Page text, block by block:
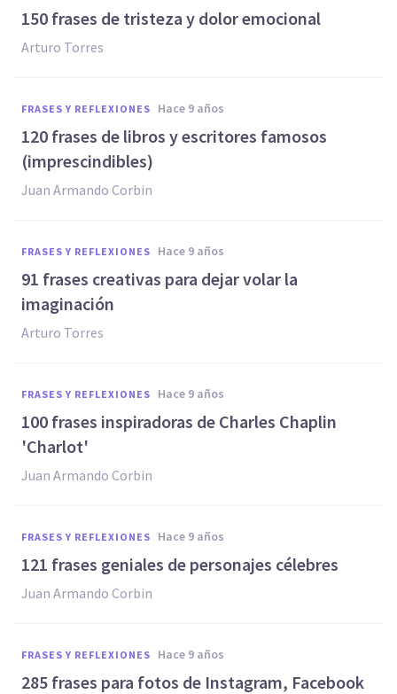
150 frases de tristeza y dolor emocional
Arturo Torres
FRASES Y REFLEXIONES hace 9 años
120 frases de libros y escritores famosos
(imprescindibles)
Juan Armando Corbin
FRASES Y REFLEXIONES hace 9 años
91 frases creativas para dejar volar la
imaginación
Arturo Torres
FRASES Y REFLEXIONES hace 9 años
100 frases inspiradoras de Charles Chaplin
'Charlot'
Juan Armando Corbin
FRASES Y REFLEXIONES hace 9 años
121 frases geniales de personajes célebres
Juan Armando Corbin
FRASES Y REFLEXIONES hace 9 años
285 frases para fotos de Instagram, Facebook